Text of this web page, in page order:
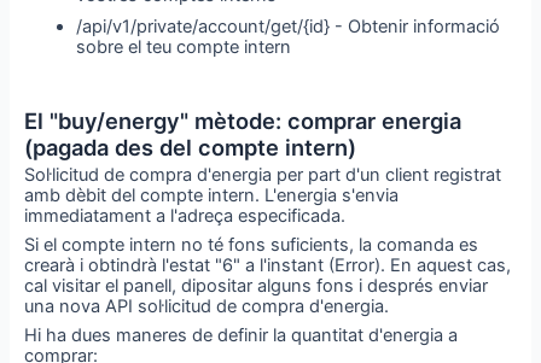
/api/v1/private/account/get/{id} - Obtenir informació
sobre el teu compte intern
El "buy/energy" mètode: comprar energia
(pagada des del compte intern)
Sol·licitud de compra d'energia per part d'un client registrat
amb dèbit del compte intern. L'energia s'envia
immediatament a l'adreça especificada.
Si el compte intern no té fons suficients, la comanda es
crearà i obtindrà l'estat "6" a l'instant (Error). En aquest cas,
cal visitar el panell, dipositar alguns fons i després enviar
una nova API sol·licitud de compra d'energia.
Hi ha dues maneres de definir la quantitat d'energia a
comprar: